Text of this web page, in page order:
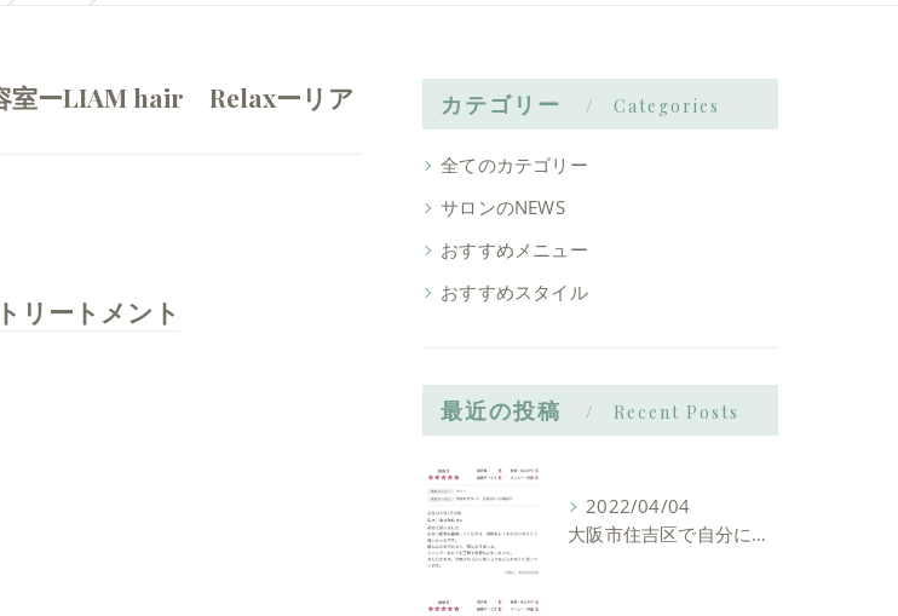
室ーLIAM hair Relaxーリア
リートメント
カテゴリー Categories
全てのカテゴリー
サロンのNEWS
おすすめメニュー
おすすめスタイル
最近の投稿 Recent Posts
2022/04/04
大阪市住吉区で自分に似合う髪型を見つけれる美容室ーLIAM hair Relaxーリアムヘアーリラックス